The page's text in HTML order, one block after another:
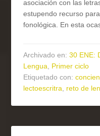
asociación con las
estupendo recurso
fonológica. En esta
Archivado en:30 ENE:
Lengua, Primer ciclo
Etiquetado con:
lectoescritra, reto de